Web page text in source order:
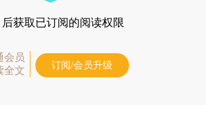
后获取已订阅的阅读权限
会员
全文
订阅/会员升级